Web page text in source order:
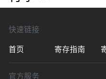
快速链接
首页
寄存指南
官方服务